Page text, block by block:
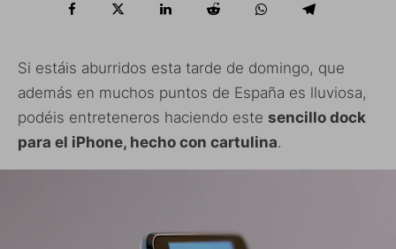
Si estáis aburridos esta tarde de domingo, que
además en muchos puntos de España es lluviosa,
podéis entreteneros haciendo este sencillo dock
para el iPhone, hecho con cartulina.